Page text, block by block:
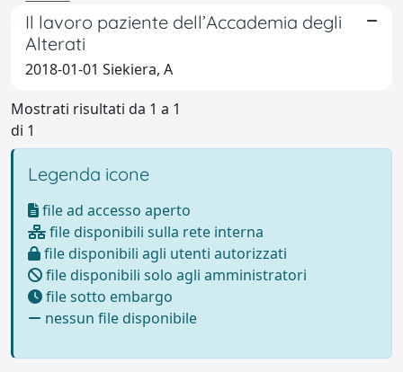
Il lavoro paziente dell’Accademia degli
Alterati
2018-01-01 Siekiera, A
Mostrati risultati da 1 a 1
di 1
Legenda icone
file ad accesso aperto
file disponibili sulla rete interna
file disponibili agli utenti autorizzati
file disponibili solo agli amministratori
file sotto embargo
nessun file disponibile